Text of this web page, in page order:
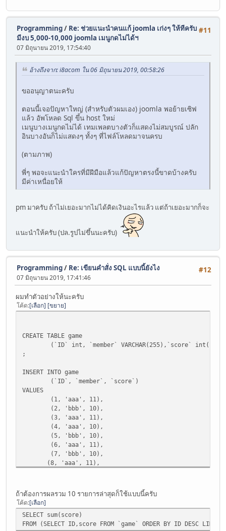
#11
Programming/ Re: ช่วยแนะนำคนแก้ joomla เก่งๆ ให้ทีครับ
มีงบ 5,000-10,000 joomla เมนูกดไม่ได้ฯ
07 มิถุนายน 2019, 17:54:40
อ้างถึงจาก: i8acom ใน 06 มิถุนายน 2019, 00:58:26
ขออนุญาตนะครับ
ตอนนี้เจอปัญหาใหญ่ (สำหรับตัวผมเอง) joomla พอย้ายเซิฟ
แล้ว อัพโหลด Sql ขึ้น host ใหม่
เมนูบางเมนูกดไม่ได้ เทมเพลตบางตัวก็แสดงไม่สมบูรณ์ ปลัก
อินบางอันก็ไม่แสดงๆ ทั้งๆ ที่ไฟล์โหลดมาจนครบ
(ตามภาพ)
พี่ๆ พอจะแนะนำใครที่มีฝีมือแล้วแก้ปัญหาตรงนี้ขาดบ้างครับ
มีค่าเหนื่อยให้
pm มาครับ ถ้าไม่เยอะมากไม่ได้คิดเงินอะไรแล้ว แต่ถ้าเยอะมากก็จะ
แนะนำให้ครับ (ปล.รูปไม่ขึ้นนะครับ)
#12
Programming/ Re: เขียนคำสั่ง SQL แบบนี้ยังไง
07 มิถุนายน 2019, 17:41:46
ผมทำตัวอย่างให้นะครับ
โค้ด เลือก ขยาย
CREATE TABLE game
(`ID` int, `member` VARCHAR(255),`score` int(11))
;
INSERT INTO game
(`ID`, `member`, `score`)
VALUES
(1, 'aaa', 11),
(2, 'bbb', 10),
(3, 'aaa', 11),
(4, 'aaa', 10),
(5, 'bbb', 10),
(6, 'aaa', 11),
(7, 'bbb', 10),
(8, 'aaa', 11),
(11, 'aaa', 11),
(13, 'aaa', 11),
(14, 'bbb', 10),
(15, 'aaa', 10)
ถ้าต้องการผลรวม 10 รายการล่าสุดก็ใช้แบบนี้ครับ
โค้ด เลือก
SELECT sum(score)
FROM (SELECT ID,score FROM `game` ORDER BY ID DESC